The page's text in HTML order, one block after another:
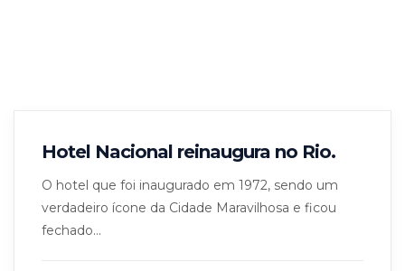
Hotel Nacional reinaugura no Rio.
O hotel que foi inaugurado em 1972, sendo um
verdadeiro ícone da Cidade Maravilhosa e ficou
fechado...